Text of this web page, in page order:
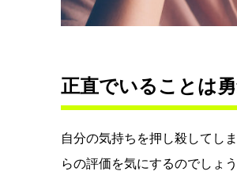
正直でいることは
自分の気持ちを押し殺してし
らの評価を気にするのでしょ